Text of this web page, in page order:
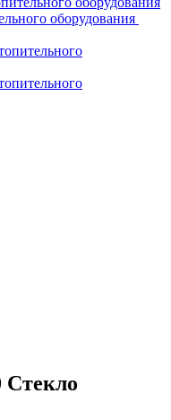
оборудования
Стекло